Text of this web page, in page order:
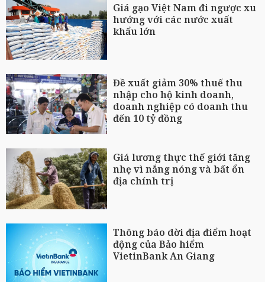
Giá gạo Việt Nam đi ngược xu
hướng với các nước xuất
khẩu lớn
Đề xuất giảm 30% thuế thu
nhập cho hộ kinh doanh,
doanh nghiệp có doanh thu
đến 10 tỷ đồng
Giá lương thực thế giới tăng
nhẹ vì nắng nóng và bất ổn
địa chính trị
Thông báo dời địa điểm hoạt
động của Bảo hiểm
VietinBank An Giang